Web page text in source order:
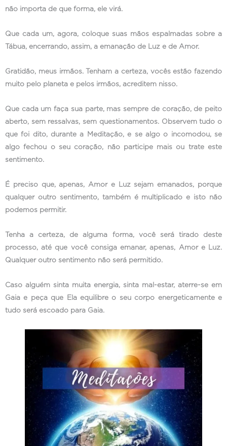
não importa de que forma, ele virá.
Que cada um, agora, coloque suas mãos espalmadas sobre a
Tábua, encerrando, assim, a emanação de Luz e de Amor.
Gratidão, meus irmãos. Tenham a certeza, vocês estão fazendo
muito pelo planeta e pelos irmãos, acreditem nisso.
Que cada um faça sua parte, mas sempre de coração, de peito
aberto, sem ressalvas, sem questionamentos. Observem tudo o
que foi dito, durante a Meditação, e se algo o incomodou, se
algo fechou o seu coração, não participe mais ou trate este
sentimento.
É preciso que, apenas, Amor e Luz sejam emanados, porque
qualquer outro sentimento, também é multiplicado e isto não
podemos permitir.
Tenha a certeza, de alguma forma, você será tirado deste
processo, até que você consiga emanar, apenas, Amor e Luz.
Qualquer outro sentimento não será permitido.
Caso alguém sinta muita energia, sinta mal-estar, aterre-se em
Gaia e peça que Ela equilibre o seu corpo energeticamente e
tudo será escoado para Gaia.